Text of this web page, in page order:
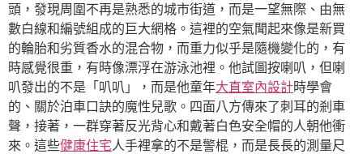
頭，發現周圍不再是熟悉的城市街道，而是一望無際、由無
數白線和編號組成的巨大網格。這裡的空氣聞起來像是新買
的輪胎和劣質香水的混合物，而重力似乎是隨機變化的，有
時感覺很重，有時像漂浮在游泳池裡。他試圖按喇叭，但喇
叭發出的不是「叭叭」，而是他童年大直室內設計時學會
的、關於泊車口訣的魔性兒歌。四面八方傳來了刺耳的剎車
聲，接著，一群穿著反光背心和戴著白色安全帽的人朝他衝
來。這些健康住宅人手裡拿的不是警棍，而是長長的測量尺